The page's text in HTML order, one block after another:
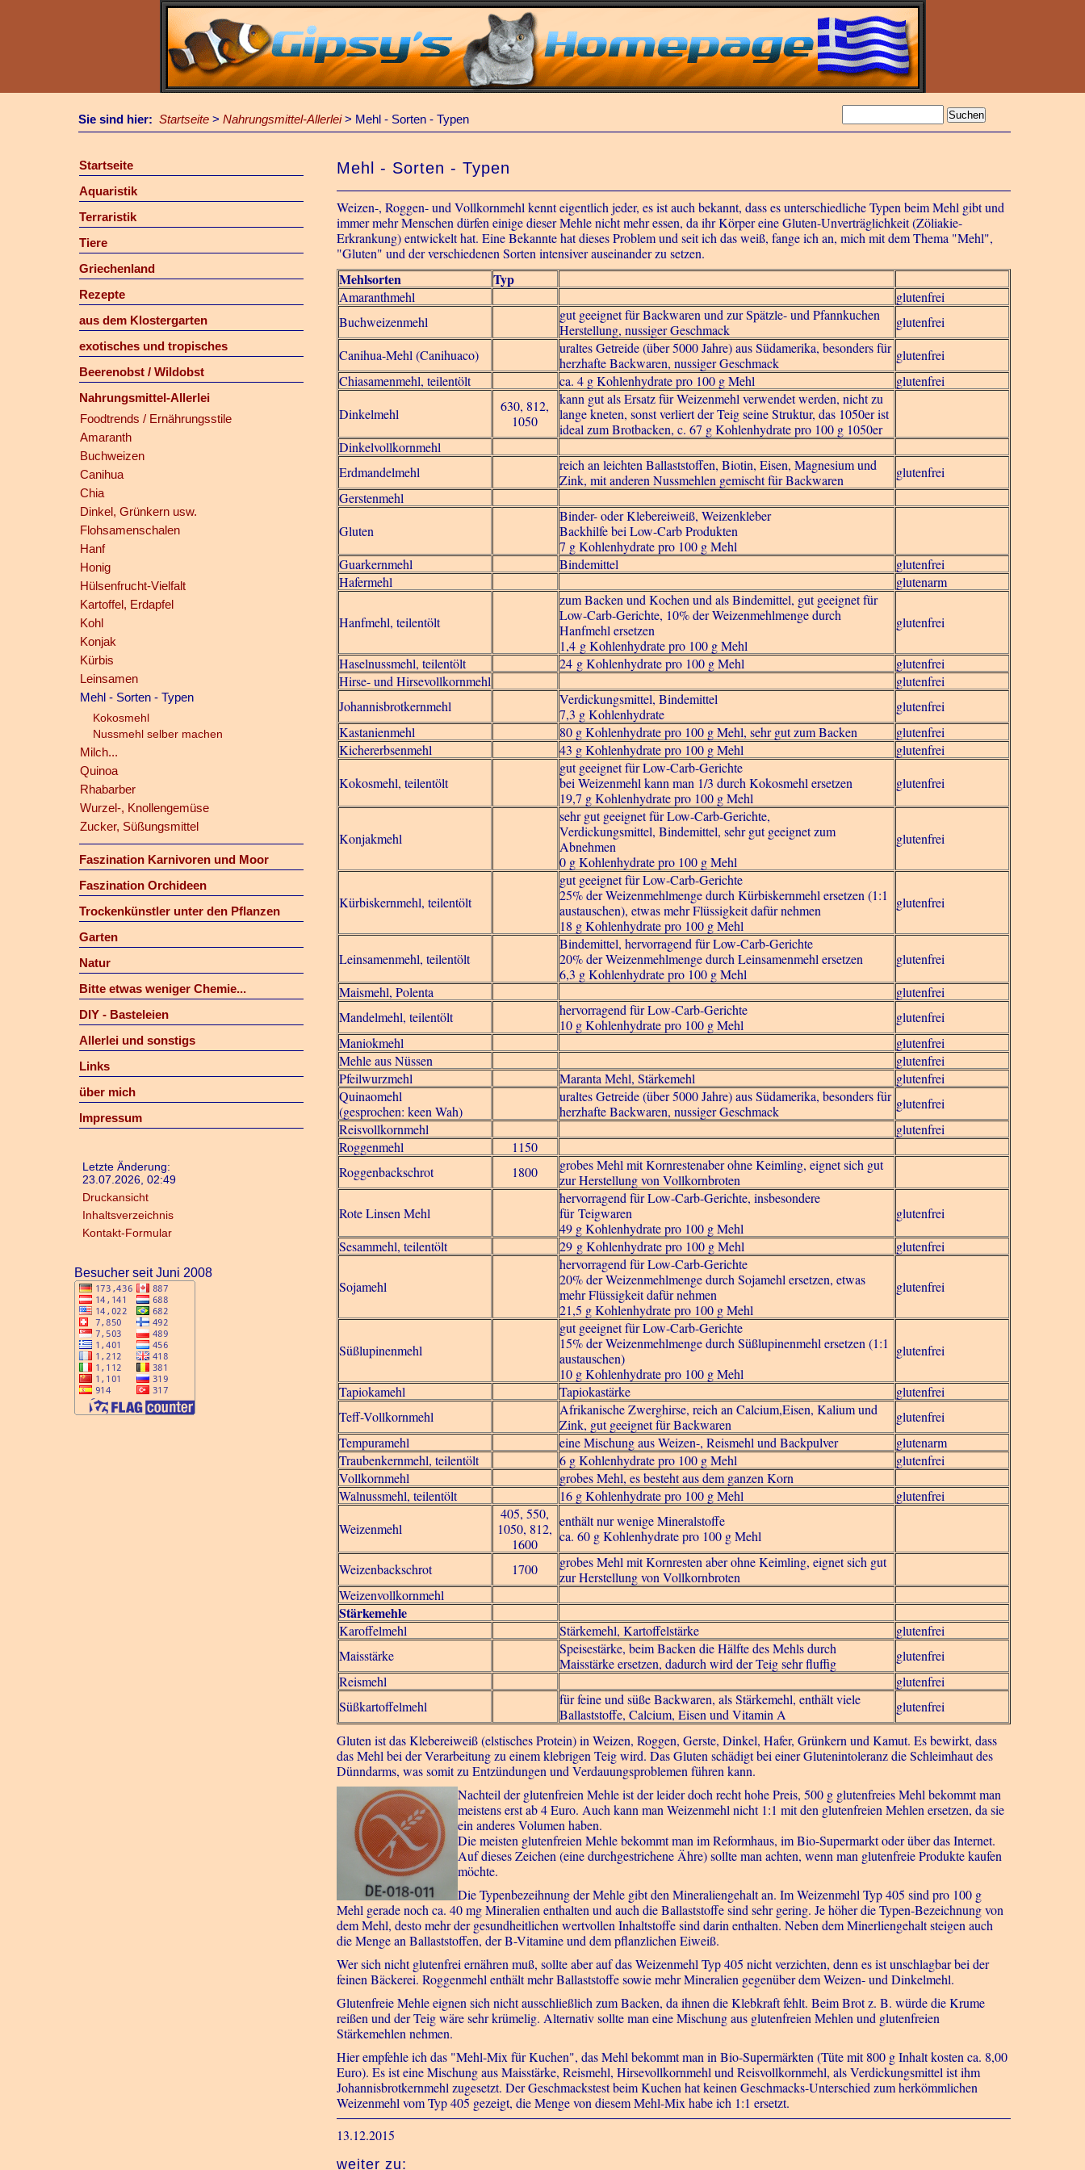
Sie sind hier: Startseite > Nahrungsmittel-Allerlei> Mehl - Sorten - Typen
Startseite
Aquaristik
Terraristik
Tiere
Griechenland
Rezepte
aus dem Klostergarten
exotisches und tropisches
Beerenobst / Wildobst
Nahrungsmittel-Allerlei
Foodtrends / Ernährungsstile
Amaranth
Buchweizen
Canihua
Chia
Dinkel, Grünkern usw.
Flohsamenschalen
Hanf
Honig
Hülsenfrucht-Vielfalt
Kartoffel, Erdapfel
Kohl
Konjak
Kürbis
Leinsamen
Mehl - Sorten - Typen
Kokosmehl
Nussmehl selber machen
Milch...
Quinoa
Rhabarber
Wurzel-, Knollengemüse
Zucker, Süßungsmittel
Faszination Karnivoren und Moor
Faszination Orchideen
Trockenkünstler unter den Pflanzen
Garten
Natur
Bitte etwas weniger Chemie...
DIY - Basteleien
Allerlei und sonstigs
Links
über mich
Impressum
Letzte Änderung:
23.07.2026, 02:49
Druckansicht
Inhaltsverzeichnis
Kontakt-Formular
Besucher seit Juni 2008
Mehl - Sorten - Typen
Weizen-, Roggen- und Vollkornmehl kennt eigentlich jeder, es ist auch bekannt, dass es unterschiedliche Typen beim Mehl gibt und
immer mehr Menschen dürfen einige dieser Mehle nicht mehr essen, da ihr Körper eine Gluten-Unverträglichkeit (Zöliakie-
Erkrankung) entwickelt hat. Eine Bekannte hat dieses Problem und seit ich das weiß, fange ich an, mich mit dem Thema "Mehl",
"Gluten" und der verschiedenen Sorten intensiver auseinander zu setzen.
Mehlsorten Typ
Amaranthmehl
glutenfrei
Buchweizenmehl
gut geeignet für Backwaren und zur Spätzle- und Pfannkuchen
Herstellung, nussiger Geschmack
glutenfrei
Canihua-Mehl (Canihuaco)
uraltes Getreide (über 5000 Jahre) aus Südamerika, besonders für
herzhafte Backwaren, nussiger Geschmack
glutenfrei
Chiasamenmehl, teilentölt
ca. 4 g Kohlenhydrate pro 100 g Mehl
glutenfrei
Dinkelmehl
630, 812,
1050
kann gut als Ersatz für Weizenmehl verwendet werden, nicht zu
lange kneten, sonst verliert der Teig seine Struktur, das 1050er ist
ideal zum Brotbacken, c. 67 g Kohlenhydrate pro 100 g 1050er
Dinkelvollkornmehl
Erdmandelmehl
reich an leichten Ballaststoffen, Biotin, Eisen, Magnesium und
Zink, mit anderen Nussmehlen gemischt für Backwaren
glutenfrei
Gerstenmehl
Gluten
Binder- oder Klebereiweiß, Weizenkleber
Backhilfe bei Low-Carb Produkten
7 g Kohlenhydrate pro 100 g Mehl
Guarkernmehl
Bindemittel
glutenfrei
Hafermehl
glutenarm
Hanfmehl, teilentölt
zum Backen und Kochen und als Bindemittel, gut geeignet für
Low-Carb-Gerichte, 10% der Weizenmehlmenge durch
Hanfmehl ersetzen
1,4 g Kohlenhydrate pro 100 g Mehl
glutenfrei
Haselnussmehl, teilentölt 24 g Kohlenhydrate pro 100 g Mehl
glutenfrei
Hirse- und Hirsevollkornmehl
glutenfrei
Johannisbrotkernmehl
Verdickungsmittel, Bindemittel
7,3 g Kohlenhydrate
glutenfrei
Kastanienmehl
80 g Kohlenhydrate pro 100 g Mehl, sehr gut zum Backen
glutenfrei
Kichererbsenmehl
43 g Kohlenhydrate pro 100 g Mehl
glutenfrei
Kokosmehl, teilentölt
gut geeignet für Low-Carb-Gerichte
bei Weizenmehl kann man 1/3 durch Kokosmehl ersetzen
19,7 g Kohlenhydrate pro 100 g Mehl
glutenfrei
Konjakmehl
sehr gut geeignet für Low-Carb-Gerichte,
Verdickungsmittel, Bindemittel, sehr gut geeignet zum
Abnehmen
0 g Kohlenhydrate pro 100 g Mehl
glutenfrei
Kürbiskernmehl, teilentölt
gut geeignet für Low-Carb-Gerichte
25% der Weizenmehlmenge durch Kürbiskernmehl ersetzen (1:1
austauschen), etwas mehr Flüssigkeit dafür nehmen
18 g Kohlenhydrate pro 100 g Mehl
glutenfrei
Leinsamenmehl, teilentölt
Bindemittel, hervorragend für Low-Carb-Gerichte
20% der Weizenmehlmenge durch Leinsamenmehl ersetzen
6,3 g Kohlenhydrate pro 100 g Mehl
glutenfrei
Maismehl, Polenta
glutenfrei
Mandelmehl, teilentölt
hervorragend für Low-Carb-Gerichte
10 g Kohlenhydrate pro 100 g Mehl
glutenfrei
Maniokmehl
glutenfrei
Mehle aus Nüssen
glutenfrei
Pfeilwurzmehl
Maranta Mehl, Stärkemehl
glutenfrei
Quinaomehl
(gesprochen: keen Wah)
uraltes Getreide (über 5000 Jahre) aus Südamerika, besonders für
herzhafte Backwaren, nussiger Geschmack
glutenfrei
Reisvollkornmehl
glutenfrei
Roggenmehl
1150
Roggenbackschrot
1800
grobes Mehl mit Kornrestenaber ohne Keimling, eignet sich gut
zur Herstellung von Vollkornbroten
Rote Linsen Mehl
hervorragend für Low-Carb-Gerichte, insbesondere
für Teigwaren
49 g Kohlenhydrate pro 100 g Mehl
glutenfrei
Sesammehl, teilentölt
29 g Kohlenhydrate pro 100 g Mehl glutenfrei
Sojamehl
hervorragend für Low-Carb-Gerichte
20% der Weizenmehlmenge durch Sojamehl ersetzen, etwas
mehr Flüssigkeit dafür nehmen
21,5 g Kohlenhydrate pro 100 g Mehl
glutenfrei
Süßlupinenmehl
gut geeignet für Low-Carb-Gerichte
15% der Weizenmehlmenge durch Süßlupinenmehl ersetzen (1:1
austauschen)
10 g Kohlenhydrate pro 100 g Mehl
glutenfrei
Tapiokamehl Tapiokastärke
glutenfrei
Teff-Vollkornmehl
Afrikanische Zwerghirse, reich an Calcium,Eisen, Kalium und
Zink, gut geeignet für Backwaren
glutenfrei
Tempuramehl
eine Mischung aus Weizen-, Reismehl und Backpulver
glutenarm
Traubenkernmehl, teilentölt
6 g Kohlenhydrate pro 100 g Mehl
glutenfrei
Vollkornmehl
grobes Mehl, es besteht aus dem ganzen Korn
Walnussmehl, teilentölt
16 g Kohlenhydrate pro 100 g Mehl
glutenfrei
Weizenmehl
405, 550,
1050, 812,
1600
enthält nur wenige Mineralstoffe
ca. 60 g Kohlenhydrate pro 100 g Mehl
Weizenbackschrot
1700
grobes Mehl mit Kornresten aber ohne Keimling, eignet sich gut
zur Herstellung von Vollkornbroten
Weizenvollkornmehl
Stärkemehle
Karoffelmehl Stärkemehl, Kartoffelstärke
glutenfrei
Maisstärke
Speisestärke, beim Backen die Hälfte des Mehls durch
Maisstärke ersetzen, dadurch wird der Teig sehr fluffig
glutenfrei
Reismehl
glutenfrei
Süßkartoffelmehl
für feine und süße Backwaren, als Stärkemehl, enthält viele
Ballaststoffe, Calcium, Eisen und Vitamin A
glutenfrei
Gluten ist das Klebereiweiß (elstisches Protein) in Weizen, Roggen, Gerste, Dinkel, Hafer, Grünkern und Kamut. Es bewirkt, dass
das Mehl bei der Verarbeitung zu einem klebrigen Teig wird. Das Gluten schädigt bei einer Glutenintoleranz die Schleimhaut des
Dünndarms, was somit zu Entzündungen und Verdauungsproblemen führen kann.
Nachteil der glutenfreien Mehle ist der leider doch recht hohe Preis, 500 g glutenfreies Mehl bekommt man
meistens erst ab 4 Euro. Auch kann man Weizenmehl nicht 1:1 mit den glutenfreien Mehlen ersetzen, da sie
ein anderes Volumen haben.
Die meisten glutenfreien Mehle bekommt man im Reformhaus, im Bio-Supermarkt oder über das Internet.
Auf dieses Zeichen (eine durchgestrichene Ähre) sollte man achten, wenn man glutenfreie Produkte kaufen
möchte.
Die Typenbezeihnung der Mehle gibt den Mineraliengehalt an. Im Weizenmehl Typ 405 sind pro 100 g
Mehl gerade noch ca. 40 mg Mineralien enthalten und auch die Ballaststoffe sind sehr gering. Je höher die Typen-Bezeichnung von
dem Mehl, desto mehr der gesundheitlichen wertvollen Inhaltstoffe sind darin enthalten. Neben dem Minerliengehalt steigen auch
die Menge an Ballaststoffen, der B-Vitamine und dem pflanzlichen Eiweiß.
Wer sich nicht glutenfrei ernähren muß, sollte aber auf das Weizenmehl Typ 405 nicht verzichten, denn es ist unschlagbar bei der
feinen Bäckerei. Roggenmehl enthält mehr Ballaststoffe sowie mehr Mineralien gegenüber dem Weizen- und Dinkelmehl.
Glutenfreie Mehle eignen sich nicht ausschließlich zum Backen, da ihnen die Klebkraft fehlt. Beim Brot z. B. würde die Krume
reißen und der Teig wäre sehr krümelig. Alternativ sollte man eine Mischung aus glutenfreien Mehlen und glutenfreien
Stärkemehlen nehmen.
Hier empfehle ich das "Mehl-Mix für Kuchen", das Mehl bekommt man in Bio-Supermärkten (Tüte mit 800 g Inhalt kosten ca. 8,00
Euro). Es ist eine Mischung aus Maisstärke, Reismehl, Hirsevollkornmehl und Reisvollkornmehl, als Verdickungsmittel ist ihm
Johannisbrotkernmehl zugesetzt. Der Geschmackstest beim Kuchen hat keinen Geschmacks-Unterschied zum herkömmlichen
Weizenmehl vom Typ 405 gezeigt, die Menge von diesem Mehl-Mix habe ich 1:1 ersetzt.
13.12.2015
weiter zu: